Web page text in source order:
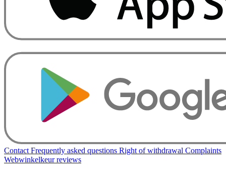
Contact Frequently asked questions Right of withdrawal Complaints
Webwinkelkeur reviews